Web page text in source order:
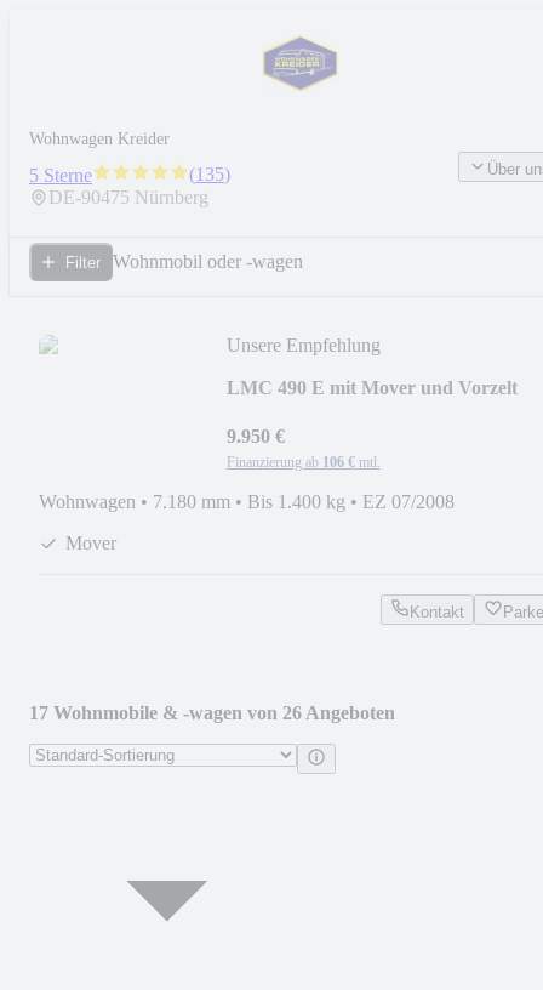
Wohnwagen Kreider
5 Sterne (135)
DE-90475 Nürnberg
Über
Filter Wohnmobil oder -wagen
Unsere Empfehlung
LMC 490 E mit Mover und Vorzelt
9.950 €
Finanzierung ab 106 € mtl.
Wohnwagen • 7.180 mm • Bis 1.400 kg • EZ 07/2008
Mover
Kontakt
17 Wohnmobile & -wagen von 26 Angeboten